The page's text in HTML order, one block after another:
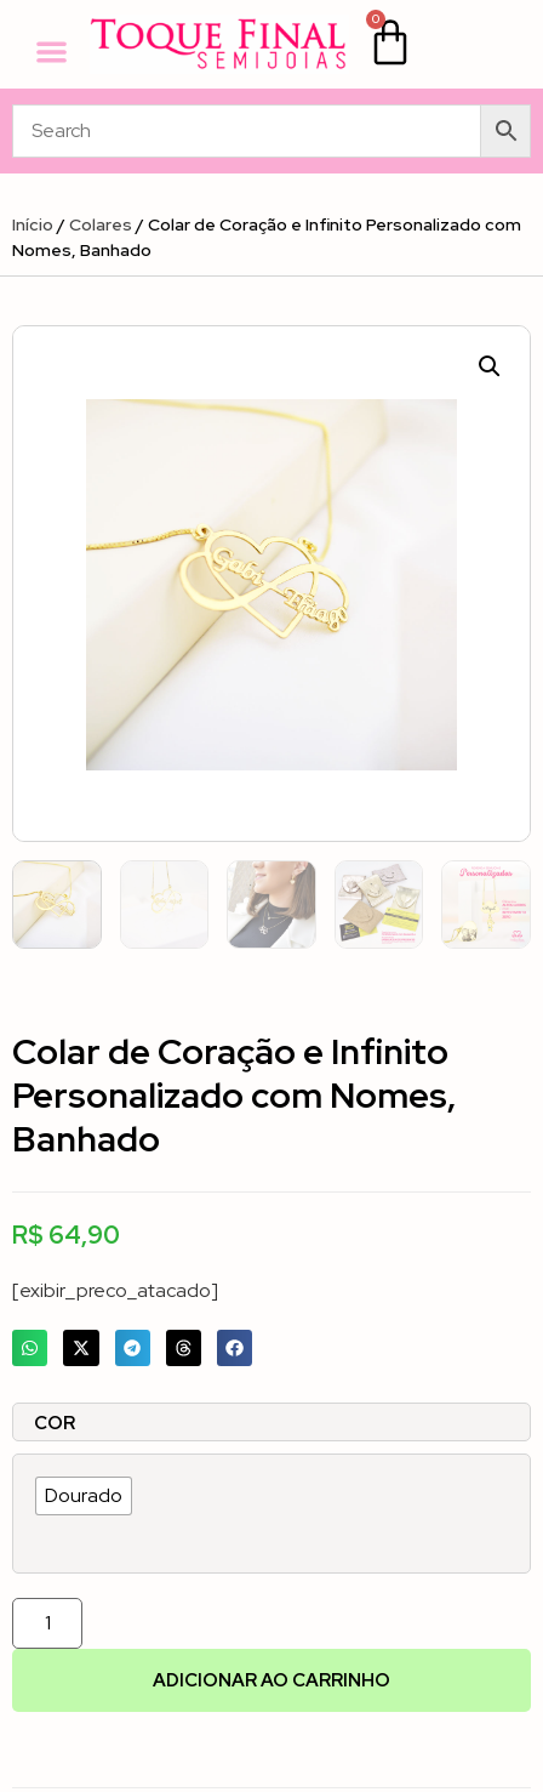
0
Início /Colares / Colar de Coração e Infinito Personalizado com
Nomes, Banhado
Colar de Coração e Infinito
Personalizado com Nomes,
Banhado
R$ 64,90
[exibir_preco_atacado]
COR
Dourado
ADICIONAR AO CARRINHO